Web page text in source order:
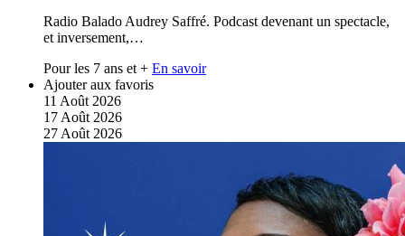
Radio Balado Audrey Saffré. Podcast devenant un spectacle,
et inversement,…
Pour les 7 ans et + En savoir
Ajouter aux favoris
11 Août 2026
17 Août 2026
27 Août 2026